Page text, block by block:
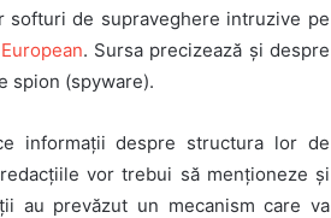
softuri de supraveghere intruzive pe
. Sursa precizează și despre
spion (spyware).
informații despre structura lor de
vor trebui să menționeze și
au prevăzut un mecanism care va